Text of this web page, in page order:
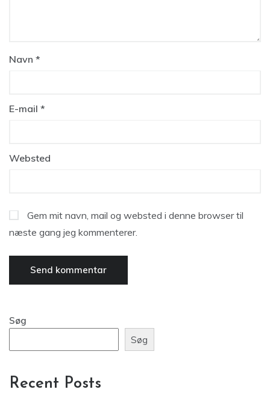
Navn *
E-mail *
Websted
Gem mit navn, mail og websted i denne browser til
næste gang jeg kommenterer.
Søg
Søg
Recent Posts